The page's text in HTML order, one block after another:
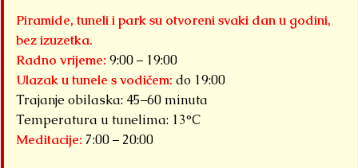
Piramide, tuneli i park su otvoreni svaki dan u godini,
bez izuzetka.
Radno vrijeme: 9:00 – 19:00
Ulazak u tunele s vodičem: do 19:00
Trajanje obilaska: 45–60 minuta
Temperatura u tunelima: 13°C
Meditacije: 7:00 – 20:00